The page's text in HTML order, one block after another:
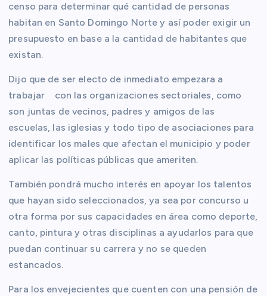
censo para determinar qué cantidad de personas
habitan en Santo Domingo Norte y así poder exigir un
presupuesto en base a la cantidad de habitantes que
existan.
Dijo que de ser electo de inmediato empezara a
trabajar con las organizaciones sectoriales, como
son juntas de vecinos, padres y amigos de las
escuelas, las iglesias y todo tipo de asociaciones para
identificar los males que afectan el municipio y poder
aplicar las políticas públicas que ameriten.
También pondrá mucho interés en apoyar los talentos
que hayan sido seleccionados, ya sea por concurso u
otra forma por sus capacidades en área como deporte,
canto, pintura y otras disciplinas a ayudarlos para que
puedan continuar su carrera y no se queden
estancados.
Para los envejecientes que cuenten con una pensión de